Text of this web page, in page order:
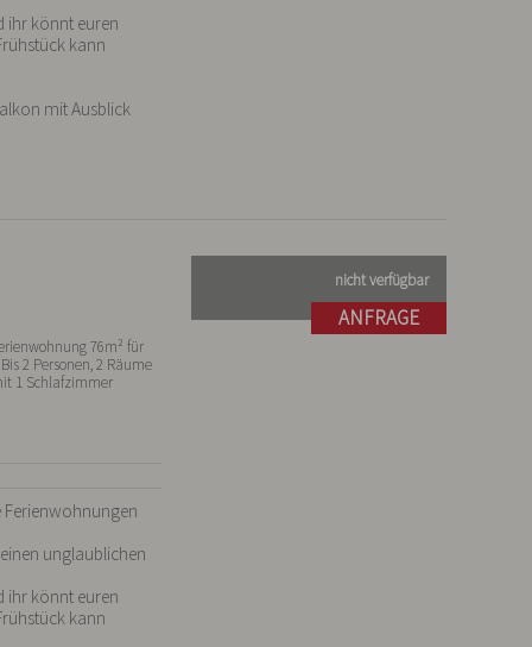
ihr könnt euren
kann
mit Ausblick
76m² für
2 Personen, 2 Räume
1 Schlafzimmer
Ferienwohnungen
unglaublichen
ihr könnt euren
kann
nicht verfügbar
ANFRAGE